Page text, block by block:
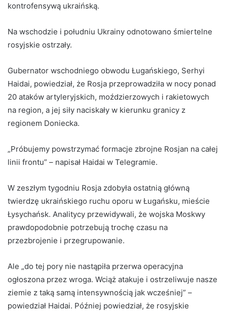
kontrofensywą ukraińską.
Na wschodzie i południu Ukrainy odnotowano śmiertelne
rosyjskie ostrzały.
Gubernator wschodniego obwodu Ługańskiego, Serhyi
Haidai, powiedział, że Rosja przeprowadziła w nocy ponad
20 ataków artyleryjskich, moździerzowych i rakietowych
na region, a jej siły naciskały w kierunku granicy z
regionem Doniecka.
„Próbujemy powstrzymać formacje zbrojne Rosjan na całej
linii frontu” – napisał Haidai w Telegramie.
W zeszłym tygodniu Rosja zdobyła ostatnią główną
twierdzę ukraińskiego ruchu oporu w Ługańsku, mieście
Łysychańsk. Analitycy przewidywali, że wojska Moskwy
prawdopodobnie potrzebują trochę czasu na
przezbrojenie i przegrupowanie.
Ale „do tej pory nie nastąpiła przerwa operacyjna
ogłoszona przez wroga. Wciąż atakuje i ostrzeliwuje nasze
ziemie z taką samą intensywnością jak wcześniej” –
powiedział Haidai. Później powiedział, że rosyjskie